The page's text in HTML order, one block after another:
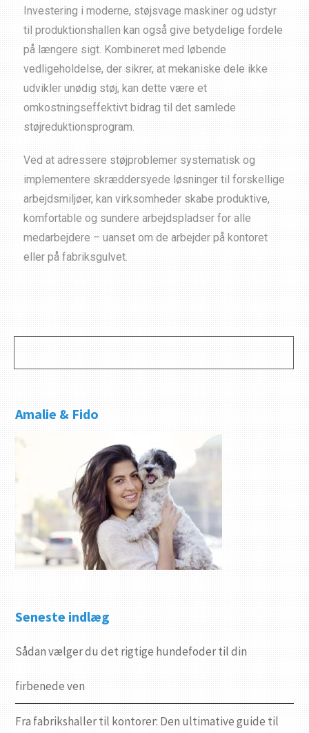
Investering i moderne, støjsvage maskiner og udstyr
til produktionshallen kan også give betydelige fordele
på længere sigt. Kombineret med løbende
vedligeholdelse, der sikrer, at mekaniske dele ikke
udvikler unødig støj, kan dette være et
omkostningseffektivt bidrag til det samlede
støjreduktionsprogram.
Ved at adressere støjproblemer systematisk og
implementere skræddersyede løsninger til forskellige
arbejdsmiljøer, kan virksomheder skabe produktive,
komfortable og sundere arbejdspladser for alle
medarbejdere – uanset om de arbejder på kontoret
eller på fabriksgulvet.
Amalie & Fido
Seneste indlæg
Sådan vælger du det rigtige hundefoder til din
firbenede ven
Fra fabrikshaller til kontorer: Den ultimative guide til